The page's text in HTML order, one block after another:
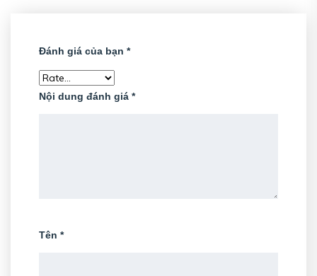
Đánh giá của bạn *
Nội dung đánh giá *
Tên *